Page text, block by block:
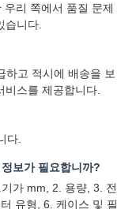
리 쪽에서 품질 문제
습니다.
하고 적시에 배송을 보
스를 제공합니다.
다.
보가 필요합니까?
가 mm, 2. 용량, 3. 전
유형, 6. 케이스 및 필